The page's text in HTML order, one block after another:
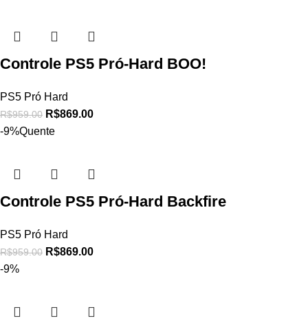
Controle PS5 Pró-Hard BOO!
PS5 Pró Hard
R$959.00 R$869.00
-9%Quente
Controle PS5 Pró-Hard Backfire
PS5 Pró Hard
R$959.00 R$869.00
-9%